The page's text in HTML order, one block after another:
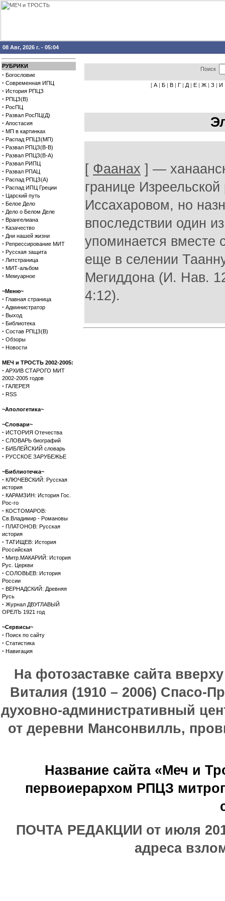
08 Авг, 2026 г. - 05:04
РУБРИКИ
· Богословие
· Современная ИПЦ
· История РПЦЗ
· РПЦЗ(В)
· РосПЦ
· Развал РосПЦ(Д)
· Апостасия
· МП в картинках
· Распад РПЦЗ(МП)
· Развал РПЦЗ(В-В)
· Развал РПЦЗ(В-А)
· Развал РИПЦ
· Развал РПАЦ
· Распад РПЦЗ(А)
· Распад ИПЦ Греции
· Царский путь
· Белое Дело
· Дело о Белом Деле
· Врангелиана
· Казачество
· Дни нашей жизни
· Репрессирование МИТ
· Русская защита
· Литстраница
· МИТ-альбом
· Мемуарное
~Меню~
· Главная страница
· Администратор
· Выход
· Библиотека
· Состав РПЦЗ(В)
· Обзоры
· Новости
МЕЧ и ТРОСТЬ 2002-2005:
· АРХИВ СТАРОГО МИТ
2002-2005 годов
· ГАЛЕРЕЯ
· RSS
~Апологетика~
~Словари~
· ИСТОРИЯ Отечества
· СЛОВАРЬ биографий
· БИБЛЕЙСКИЙ словарь
· РУССКОЕ ЗАРУБЕЖЬЕ
~Библиотечка~
· КЛЮЧЕВСКИЙ: Русская
история
· КАРАМЗИН: История Гос.
Рос-го
· КОСТОМАРОВ:
Св.Владимир - Романовы
· ПЛАТОНОВ: Русская
история
· ТАТИЩЕВ: История
Российская
· Митр.МАКАРИЙ: История
Рус. Церкви
· СОЛОВЬЕВ: История
России
· ВЕРНАДСКИЙ: Древняя
Русь
· Журнал ДВУГЛАВЫЙ
ОРЕЛЪ 1921 год
~Сервисы~
· Поиск по сайту
· Статистика
· Навигация
Поиск
[ А | Б | В | Г | Д | Е | Ж | З | И
[ Фаанах ] —
границе
Иссахаровом, но
впоследствии один
упоминается вместе
еще в селении
Мегиддона (И. Нав.
4:12).
На фотозаставке сайта
Виталия (1910 – 2006) Спасо-
духовно-административный
от деревни Мансонвилль,
Название сайта «Меч и
первоиерархом РПЦЗ
ПОЧТА РЕДАКЦИИ от июля
адреса